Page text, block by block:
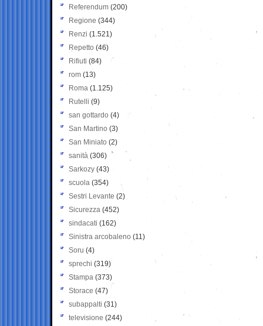
Referendum (200)
Regione (344)
Renzi (1.521)
Repetto (46)
Rifiuti (84)
rom (13)
Roma (1.125)
Rutelli (9)
san gottardo (4)
San Martino (3)
San Miniato (2)
sanità (306)
Sarkozy (43)
scuola (354)
Sestri Levante (2)
Sicurezza (452)
sindacati (162)
Sinistra arcobaleno (11)
Soru (4)
sprechi (319)
Stampa (373)
Storace (47)
subappalti (31)
televisione(244)